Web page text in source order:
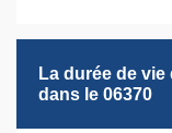
La durée de
dans le 06370